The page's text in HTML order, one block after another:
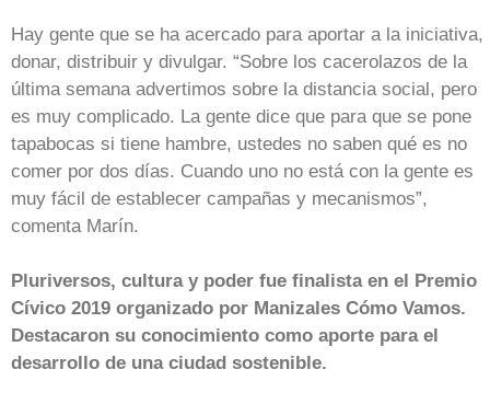
Hay gente que se ha acercado para aportar a la iniciativa,
donar, distribuir y divulgar. “Sobre los cacerolazos de la
última semana advertimos sobre la distancia social, pero
es muy complicado. La gente dice que para que se pone
tapabocas si tiene hambre, ustedes no saben qué es no
comer por dos días. Cuando uno no está con la gente es
muy fácil de establecer campañas y mecanismos”,
comenta Marín.
Pluriversos, cultura y poder fue finalista en el Premio
Cívico 2019 organizado por Manizales Cómo Vamos.
Destacaron su conocimiento como aporte para el
desarrollo de una ciudad sostenible.